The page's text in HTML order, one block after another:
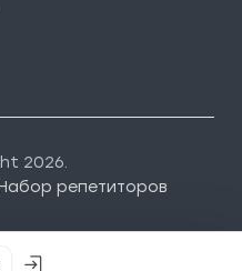
2026.
репетиторов